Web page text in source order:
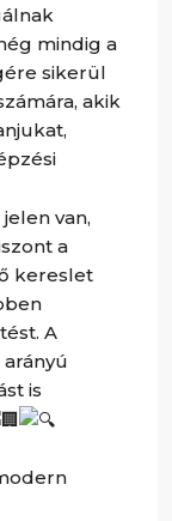
mindig a
sikerül
akik
van,
a
kereslet
A
is